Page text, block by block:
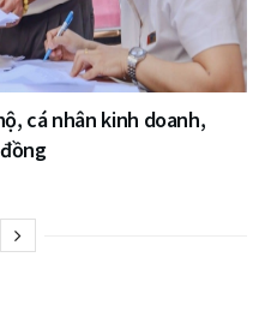
cá nhân kinh doanh,